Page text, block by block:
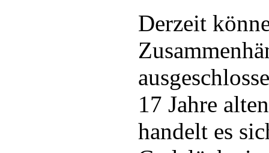
Derzeit
17 Jahre
handelt es